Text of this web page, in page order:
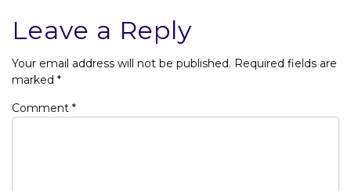
Leave a Reply
Your email address will not be published. Required fields are
marked *
Comment *